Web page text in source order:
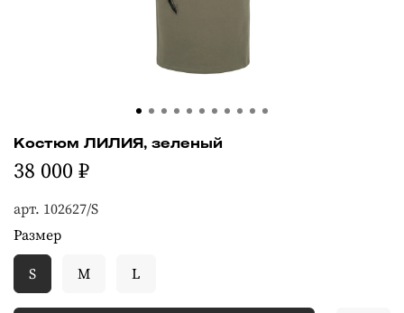
арт. 102627/S
Костюм ЛИЛИЯ, зеленый
38 000 ₽
Размер
S
M L